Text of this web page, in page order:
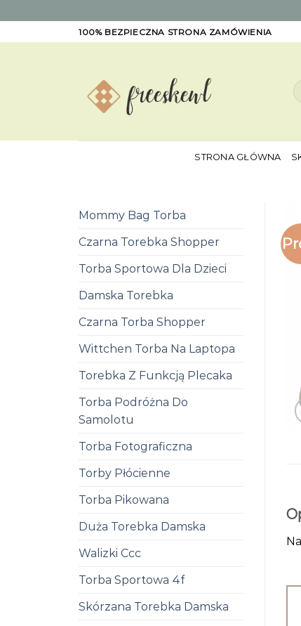
to
100% BEZPIECZNA STRONA ZAMÓWIENIA
STRONA GŁÓWNA
Mommy Bag Torba
Czarna Torebka Shopper
Torba Sportowa Dla Dzieci
Damska Torebka
Czarna Torba Shopper
Wittchen Torba Na Laptopa
Torebka Z Funkcją Plecaka
Torba Podróżna Do
Samolotu
Torba Fotograficzna
Torby Płócienne
Torba Pikowana
Duża Torebka Damska
Walizki Ccc
Torba Sportowa 4f
Skórzana Torebka Damska